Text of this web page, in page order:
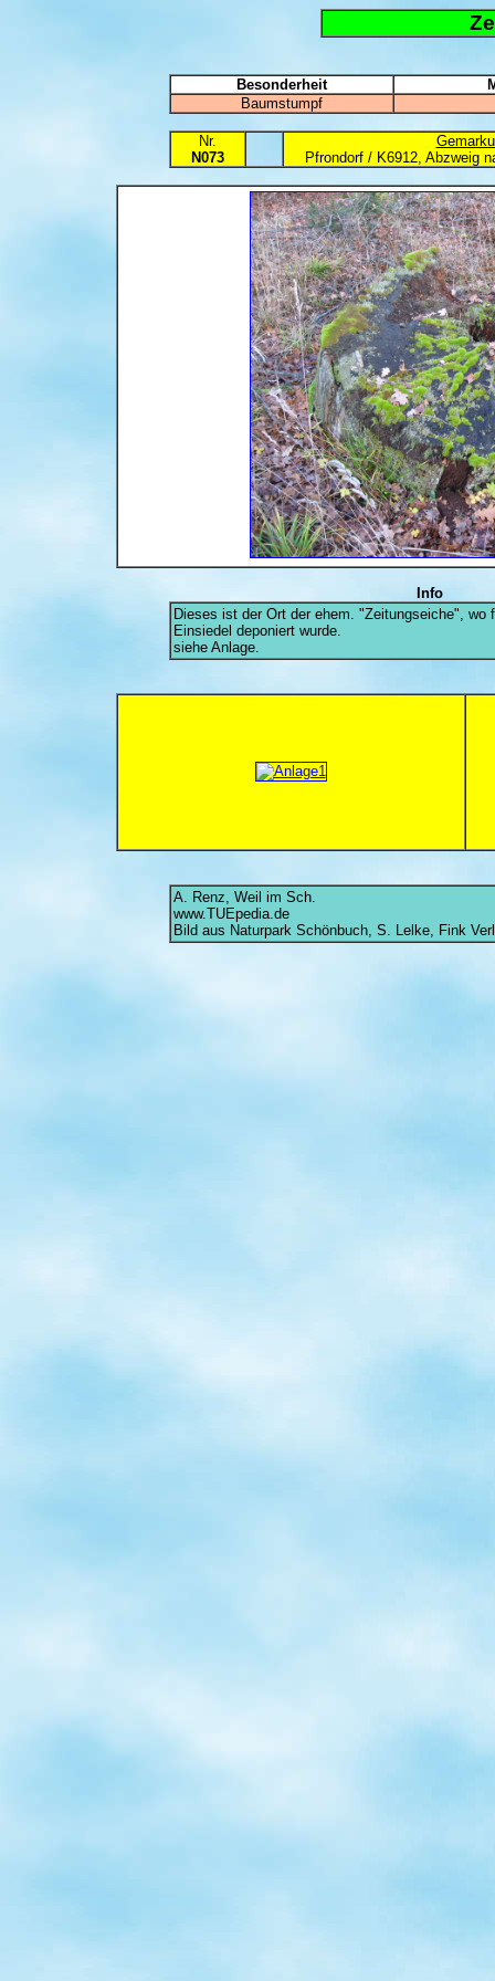
Besonderheit
Baumstumpf
Nr.
N073
Pfrondorf / K6912, Abzweig
Info
Dieses ist der Ort der ehem. "Zeitungseiche", wo
Einsiedel deponiert wurde.
siehe Anlage.
A. Renz, Weil im Sch.
www.TUEpedia.de
Bild aus Naturpark Schönbuch, S. Lelke, Fink